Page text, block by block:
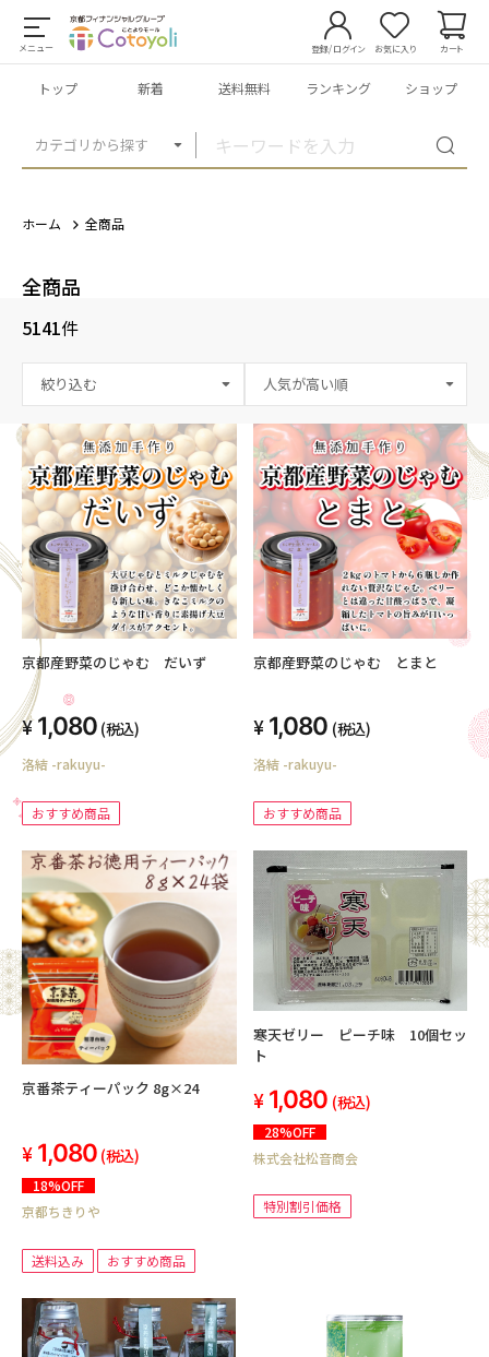
メニュー
カテゴリから探す
登録/ログイン お気に入り カート
トップ 新着 送料無料 ランキング ショップ
ホーム 全商品
全商品
5141件
絞り込む
京都産野菜のじゃむ だいず
1,080 (税込)
洛結 -rakuyu-
おすすめ商品
京都産野菜のじゃむ とまと
1,080 (税込)
洛結 -rakuyu-
おすすめ商品
京番茶ティーパック 8g×24
1,080 (税込)
18%OFF
京都ちきりや
送料込み おすすめ商品
寒天ゼリー ピーチ味 10個セッ
ト
1,080 (税込)
28%OFF
株式会社松音商会
特別割引価格